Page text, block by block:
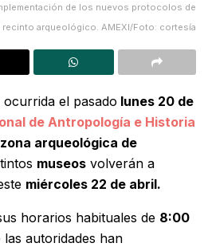
de los nuevos protocolos de
recinto arqueológico. AMEXI/Foto: cortesía
ocurrida el pasado lunes 20 de
de Antropología e Historia
zona arqueológica de
museos volverán a
miércoles 22 de abril.
horarios habituales de 8:00
las autoridades han